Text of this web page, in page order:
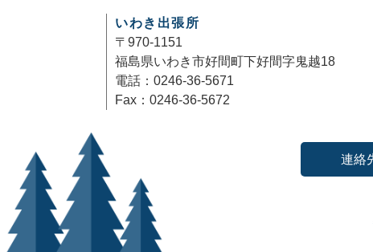
いわき出張所
〒970-1151
福島県いわき市好間町下好間字鬼越18
電話：0246-36-5671
Fax：0246-36-5672
連絡